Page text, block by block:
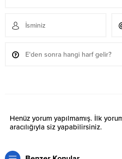
Henüz yorum yapılmamış. İlk
aracılığıyla siz yapabilirsiniz.